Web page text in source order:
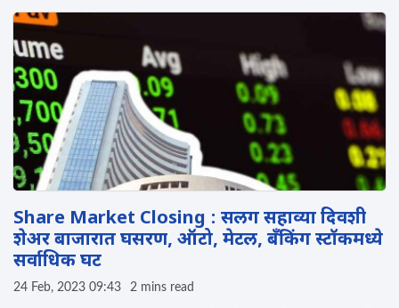
Share Market Closing : सलग सहाव्या दिवशी
शेअर बाजारात घसरण, ऑटो, मेटल, बँकिंग स्टॉकमध्ये
सर्वाधिक घट
24 Feb, 2023 09:43 2 mins read